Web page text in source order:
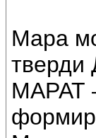
Мара
тверди
МАРАТ